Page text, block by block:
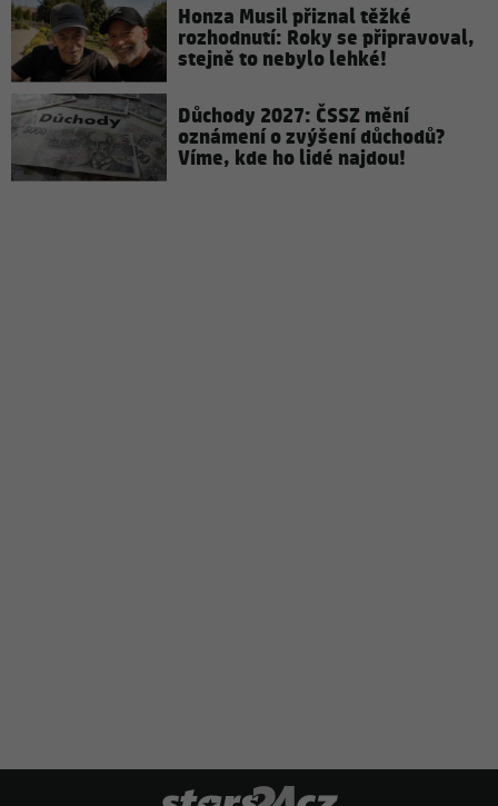
Honza Musil přiznal těžké
rozhodnutí: Roky se připravoval,
stejně to nebylo lehké!
Důchody 2027: ČSSZ mění
oznámení o zvýšení důchodů?
Víme, kde ho lidé najdou!